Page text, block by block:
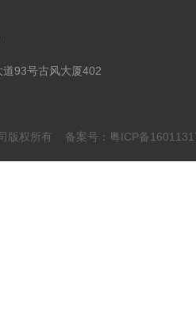
93号古风大厦402
版权所有 备案号：粤ICP备